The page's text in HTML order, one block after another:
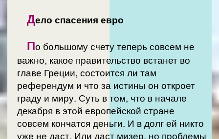
Дело спасения евро
По большому счету теперь совсем не
важно, какое правительство встанет во
главе Греции, состоится ли там
референдум и что за истины он откроет
граду и миру. Суть в том, что в начале
декабря в этой европейской стране
совсем кончатся деньги. И в долг ей никто
уже не даст. Или даст мизер, но проблемы